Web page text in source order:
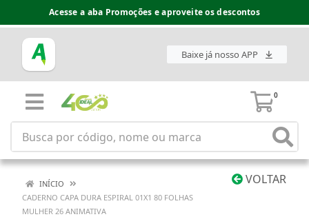
Acesse a aba Promoções e aproveite os descontos
Baixe já nosso APP
0
VOLTAR
INÍCIO
CADERNO CAPA DURA ESPIRAL 01X1 80 FOLHAS
MULHER 26 ANIMATIVA